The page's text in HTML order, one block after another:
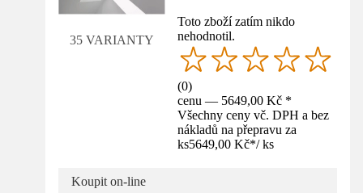
35 VARIANTY
Toto zboží zatím nikdo
nehodnotil.
(0)
cenu — 5649,00 Kč *
Všechny ceny vč. DPH a bez
nákladů na přepravu za
ks5649,00 Kč*/ ks
Koupit on-line